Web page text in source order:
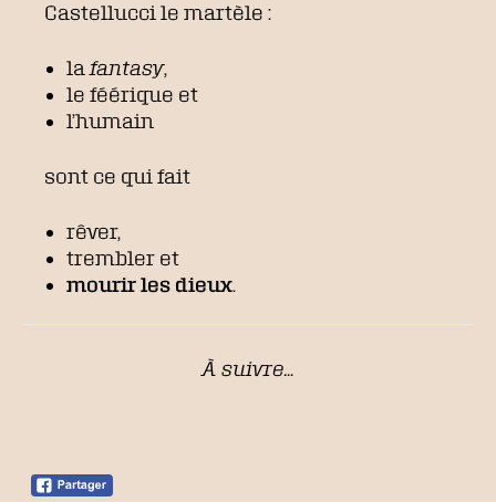
Castellucci le martèle :
la fantasy,
le féérique et
l’humain
sont ce qui fait
rêver,
trembler et
mourir les dieux.
À suivre…